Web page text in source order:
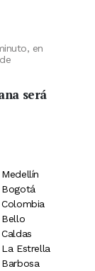
en
será
Estrella